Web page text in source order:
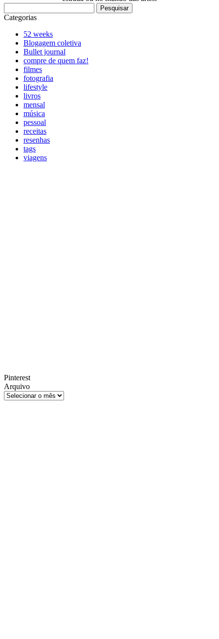
por:
Categorias
52 weeks
Blogagem coletiva
Bullet journal
compre de quem faz!
filmes
fotografia
lifestyle
livros
mensal
música
pessoal
receitas
resenhas
tags
viagens
Pinterest
Arquivo
Arquivo